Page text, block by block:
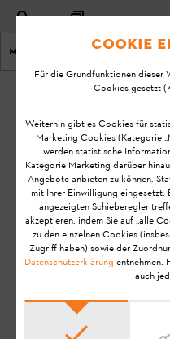
Menu
Häufige
Willkommen bei den
zu STIHL
Cookie
Für die Grundfunktionen dieser
Cookies gesetzt
Weiterhin gibt es Cookies für
Marketing Cookies (Kategorie
werden statistische
Kategorie Marketing darüber
Angebote anbieten zu können.
mit Ihrer Einwilligung eingesetzt.
angezeigten Schieberegler
akzeptieren, indem Sie auf „alle
zu den einzelnen Cookies
Zugriff haben) sowie der
Datenschutzerklärung entnehmen.
auch